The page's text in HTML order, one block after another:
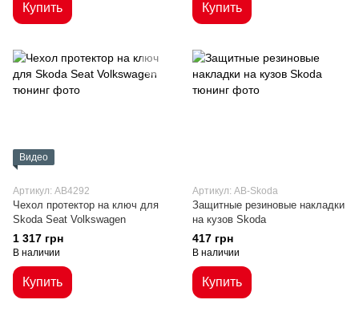
Купить Купить
Видео
Артикул: AB4292
Чехол протектор на ключ для
Skoda Seat Volkswagen
1 317 грн
В наличии
Купить
Артикул: AB-Skoda
Защитные резиновые накладки
на кузов Skoda
417 грн
В наличии
Купить